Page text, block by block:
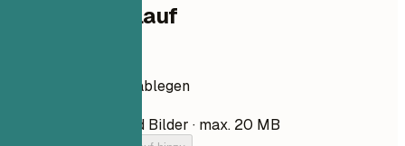
Dein Lebenslauf
Lebenslauf hier ablegen
PDF, DOCX, TXT und Bilder · max. 20 MB